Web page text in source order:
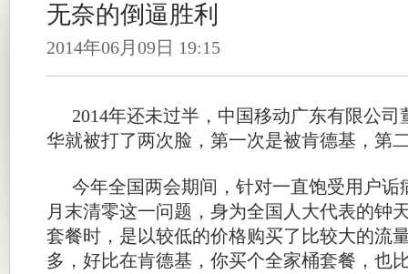
无奈的倒逼胜利
2014年06月09日 19:15
2014年还未过半，中国移动广东有限公
华就被打了两次脸，第一次是被肯德基，第
今年全国两会期间，针对一直饱受用户诟
月末清零这一问题，身为全国人大代表的钟
套餐时，是以较低的价格购买了比较大的流
多，好比在肯德基，你买个全家桶套餐，也